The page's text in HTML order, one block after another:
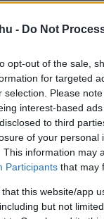
- Do Not
opt-out of the sale,
for targeted
selection. Please
interest-based
to third
of your personal
This information may
Participants that may
that this website/app
but not
Dexter Fletcher
arról, hogy
valószínűleg
maga gondjai.
nem látjuk,
olyan
egy csapat
Na